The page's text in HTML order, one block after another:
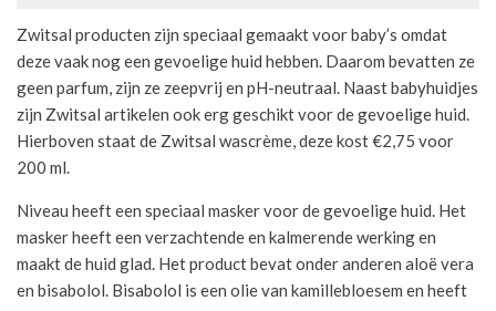
Zwitsal producten zijn speciaal gemaakt voor baby’s omdat
deze vaak nog een gevoelige huid hebben. Daarom bevatten ze
geen parfum, zijn ze zeepvrij en pH-neutraal. Naast babyhuidjes
zijn Zwitsal artikelen ook erg geschikt voor de gevoelige huid.
Hierboven staat de Zwitsal wascrème, deze kost €2,75 voor
200 ml.
Niveau heeft een speciaal masker voor de gevoelige huid. Het
masker heeft een verzachtende en kalmerende werking en
maakt de huid glad. Het product bevat onder anderen aloë vera
en bisabolol. Bisabolol is een olie van kamillebloesem en heeft